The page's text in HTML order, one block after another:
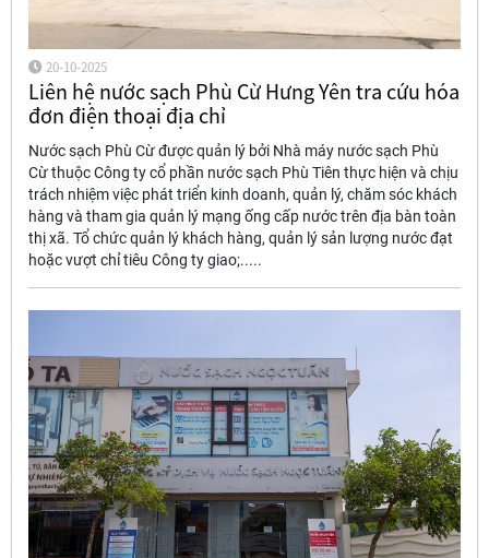
20-10-2025
Liên hệ nước sạch Phù Cừ Hưng Yên tra cứu hóa
đơn điện thoại địa chỉ
Nước sạch Phù Cừ được quản lý bởi Nhà máy nước sạch Phù
Cừ thuộc Công ty cổ phần nước sạch Phù Tiên thực hiện và chịu
trách nhiệm việc phát triển kinh doanh, quản lý, chăm sóc khách
hàng và tham gia quản lý mạng ống cấp nước trên địa bàn toàn
thị xã. Tổ chức quản lý khách hàng, quản lý sản lượng nước đạt
hoặc vượt chỉ tiêu Công ty giao;.....